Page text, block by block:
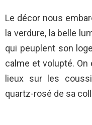
Le décor nous
la verdure, la belle
qui peuplent son
calme et volupté.
lieux sur les
quartz-rosé de sa